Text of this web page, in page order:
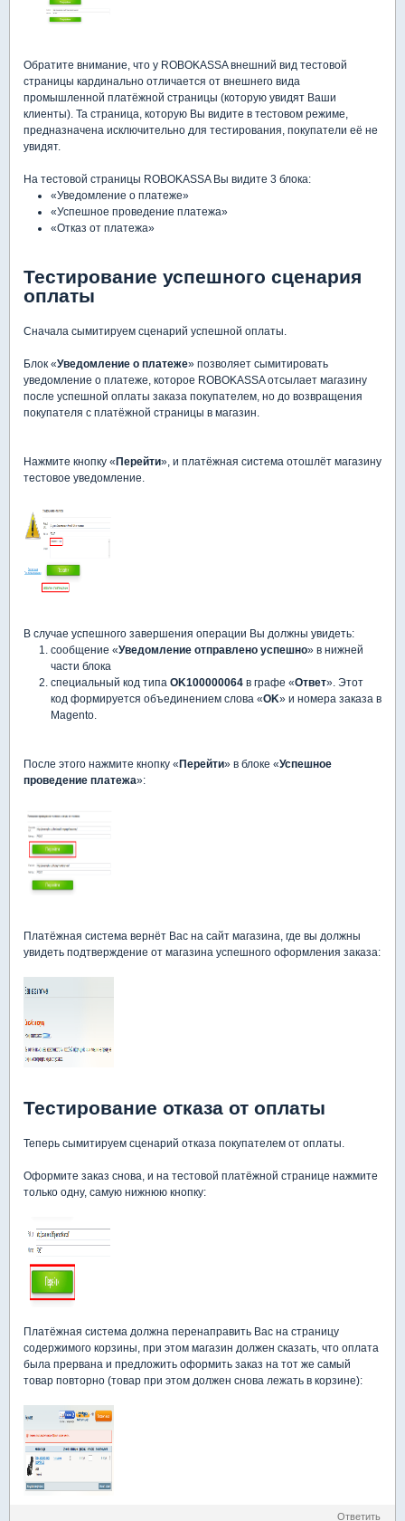
Обратите внимание, что у ROBOKASSA внешний вид тестовой
страницы кардинально отличается от внешнего вида
промышленной платёжной страницы (которую увидят Ваши
клиенты). Та страница, которую Вы видите в тестовом режиме,
предназначена исключительно для тестирования, покупатели её не
увидят.
На тестовой страницы ROBOKASSA Вы видите 3 блока:
«Уведомление о платеже»
«Успешное проведение платежа»
«Отказ от платежа»
Тестирование успешного сценария
оплаты
Сначала сымитируем сценарий успешной оплаты.
Блок «Уведомление о платеже» позволяет сымитировать
уведомление о платеже, которое ROBOKASSA отсылает магазину
после успешной оплаты заказа покупателем, но до возвращения
покупателя с платёжной страницы в магазин.
Нажмите кнопку « Перейти», и платёжная система отошлёт магазину
тестовое уведомление.
В случае успешного завершения операции Вы должны увидеть:
сообщение «Уведомление отправлено успешно» в нижней
части блока
специальный код типа OK100000064 в графе «Ответ». Этот
код формируется объединением слова «OK» и номера заказа в
Magento.
После этого нажмите кнопку « Перейти» в блоке «Успешное
проведение платежа»:
Платёжная система вернёт Вас на сайт магазина, где вы должны
увидеть подтверждение от магазина успешного оформления заказа:
Тестирование отказа от оплаты
Теперь сымитируем сценарий отказа покупателем от оплаты.
Оформите заказ снова, и на тестовой платёжной странице нажмите
только одну, самую нижнюю кнопку:
Платёжная система должна перенаправить Вас на страницу
содержимого корзины, при этом магазин должен сказать, что оплата
была прервана и предложить оформить заказ на тот же самый
товар повторно (товар при этом должен снова лежать в корзине):
Ответить